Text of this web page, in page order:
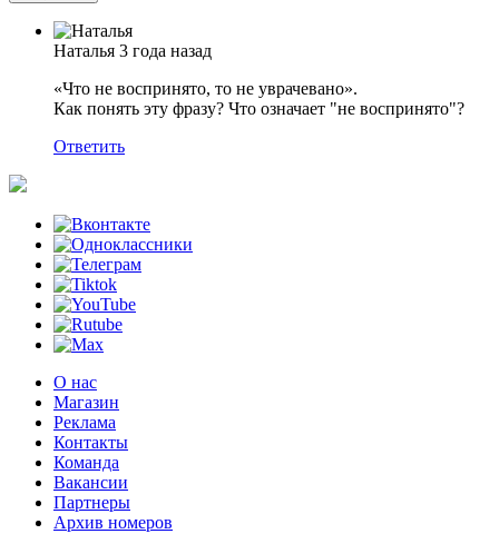
Наталья 3 года назад
«Что не воспринято, то не уврачевано».
Как понять эту фразу? Что означает "не воспринято"?
Ответить
О нас
Магазин
Реклама
Контакты
Команда
Вакансии
Партнеры
Архив номеров